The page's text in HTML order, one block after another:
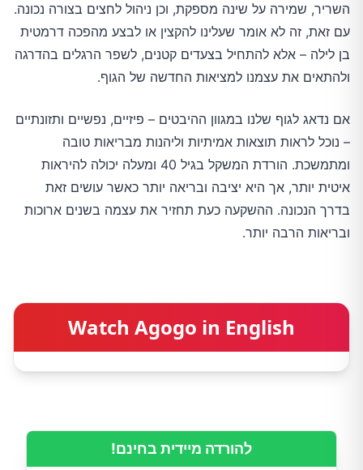
השריר, שמירה על שינה מספקת, וכן ניהול לחצים בצורה נכונה.
עם זאת, זה לא אומר שעלינו להקצין או לבצע מהפכה דרמטית
בן לילה – אלא להתחיל בצעדים קטנים, לשפר הרגלים בהדרגה
ולהתאים את עצמנו למציאות החדשה של הגוף.
אם נדאג לגוף שלנו במגוון ההיבטים – פיזיים, נפשיים ותזונתיים
– נוכל לראות תוצאות אמיתיות וליהנות מבריאות טובה
ומתמשכת. הורדת המשקל בגיל 40 ומעלה יכולה להיראות
איטית יותר, אך היא יציבה ובריאה יותר כאשר עושים זאת
בדרך הנכונה. ההשקעה כעת תחזיר את עצמה בשנים ארוכות
ובריאות הרבה יותר.
Watch Agogo in English
להורדה מיידית בחינם!